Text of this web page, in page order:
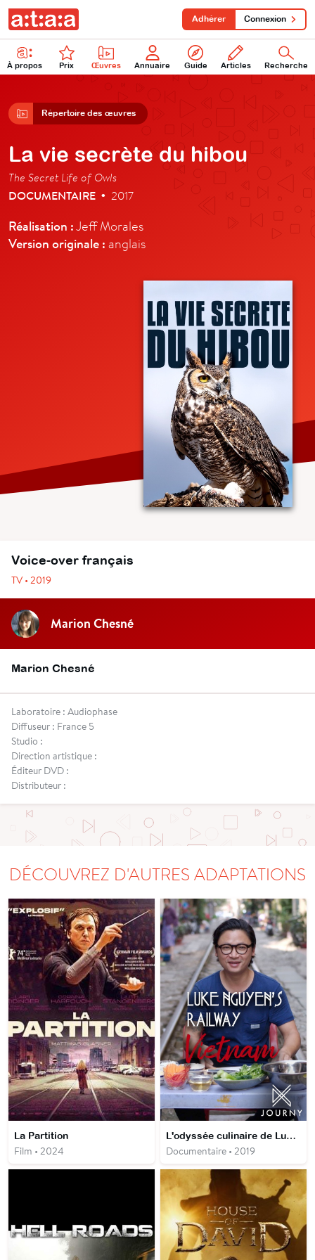
À propos Prix Œuvres Annuaire Guide Articles Recherche
Adhérer Connexion
Répertoire des œuvres
La vie secrète du hibou
The Secret Life of Owls
DOCUMENTAIRE • 2017
Réalisation :Jeff Morales
Version originale : anglais
Voice-over français
TV • 2019
Marion Chesné
Marion Chesné
Laboratoire : Audiophase
Diffuseur : France 5
Studio :
Direction artistique :
Éditeur DVD :
Distributeur :
DÉCOUVREZ D'AUTRES ADAPTATIONS
La Partition
Film • 2024
L'odyssée culinaire de Luke Nguyen
Documentaire • 2019